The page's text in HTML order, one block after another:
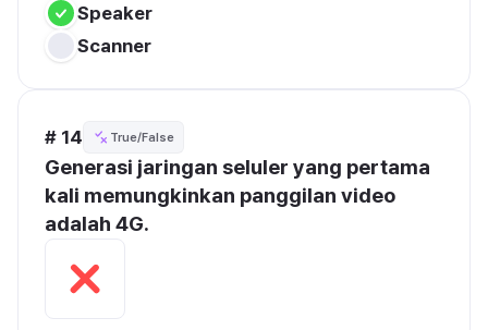
Speaker
Scanner
# 14 True/False
Generasi jaringan seluler yang pertama
kali memungkinkan panggilan video
adalah 4G.